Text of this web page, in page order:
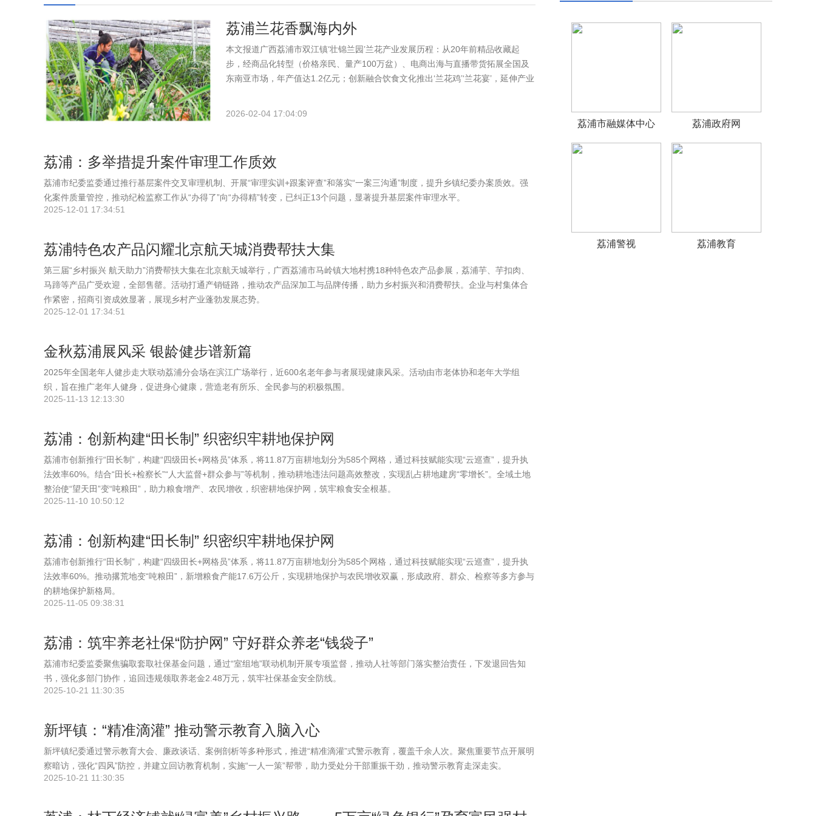
荔浦兰花香飘海内外
本文报道广西荔浦市双江镇‘壮锦兰园’兰花产业发展历程：从20年前精品收藏起
步，经商品化转型（价格亲民、量产100万盆）、电商出海与直播带货拓展全国及
东南亚市场，年产值达1.2亿元；创新融合饮食文化推出‘兰花鸡’‘兰花宴’，延伸产业
2026-02-04 17:04:09
荔浦：多举措提升案件审理工作质效
荔浦市纪委监委通过推行基层案件交叉审理机制、开展“审理实训+跟案评查”和落实“一案三沟通”制度，提升乡镇纪委办案质效。强
化案件质量管控，推动纪检监察工作从“办得了”向“办得精”转变，已纠正13个问题，显著提升基层案件审理水平。
2025-12-01 17:34:51
荔浦特色农产品闪耀北京航天城消费帮扶大集
第三届“乡村振兴 航天助力”消费帮扶大集在北京航天城举行，广西荔浦市马岭镇大地村携18种特色农产品参展，荔浦芋、芋扣肉、
马蹄等产品广受欢迎，全部售罄。活动打通产销链路，推动农产品深加工与品牌传播，助力乡村振兴和消费帮扶。企业与村集体合
作紧密，招商引资成效显著，展现乡村产业蓬勃发展态势。
2025-12-01 17:34:51
金秋荔浦展风采 银龄健步谱新篇
2025年全国老年人健步走大联动荔浦分会场在滨江广场举行，近600名老年参与者展现健康风采。活动由市老体协和老年大学组
织，旨在推广老年人健身，促进身心健康，营造老有所乐、全民参与的积极氛围。
2025-11-13 12:13:30
荔浦：创新构建“田长制” 织密织牢耕地保护网
荔浦市创新推行“田长制”，构建“四级田长+网格员”体系，将11.87万亩耕地划分为585个网格，通过科技赋能实现“云巡查”，提升执
法效率60%。结合“田长+检察长”“人大监督+群众参与”等机制，推动耕地违法问题高效整改，实现乱占耕地建房“零增长”。全域土地
整治使“望天田”变“吨粮田”，助力粮食增产、农民增收，织密耕地保护网，筑牢粮食安全根基。
2025-11-10 10:50:12
荔浦：创新构建“田长制” 织密织牢耕地保护网
荔浦市创新推行“田长制”，构建“四级田长+网格员”体系，将11.87万亩耕地划分为585个网格，通过科技赋能实现“云巡查”，提升执
法效率60%。推动撂荒地变“吨粮田”，新增粮食产能17.6万公斤，实现耕地保护与农民增收双赢，形成政府、群众、检察等多方参与
的耕地保护新格局。
2025-11-05 09:38:31
荔浦：筑牢养老社保“防护网” 守好群众养老“钱袋子”
荔浦市纪委监委聚焦骗取套取社保基金问题，通过“室组地”联动机制开展专项监督，推动人社等部门落实整治责任，下发退回告知
书，强化多部门协作，追回违规领取养老金2.48万元，筑牢社保基金安全防线。
2025-10-21 11:30:35
新坪镇：“精准滴灌” 推动警示教育入脑入心
新坪镇纪委通过警示教育大会、廉政谈话、案例剖析等多种形式，推进“精准滴灌”式警示教育，覆盖千余人次。聚焦重要节点开展明
察暗访，强化“四风”防控，并建立回访教育机制，实施“一人一策”帮带，助力受处分干部重振干劲，推动警示教育走深走实。
2025-10-21 11:30:35
荔浦市融媒体中心 荔浦政府网
荔浦警视 荔浦教育